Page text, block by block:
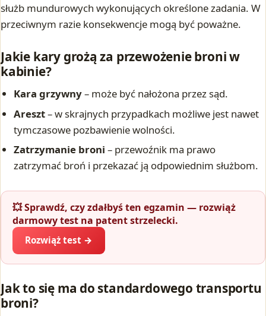
służb mundurowych wykonujących określone zadania. W
przeciwnym razie konsekwencje mogą być poważne.
Jakie kary grożą za przewożenie broni w
kabinie?
Kara grzywny– może być nałożona przez sąd.
Areszt– w skrajnych przypadkach możliwe jest nawet
tymczasowe pozbawienie wolności.
Zatrzymanie broni – przewoźnik ma prawo
zatrzymać broń i przekazać ją odpowiednim służbom.
💥 Sprawdź, czy zdałbyś ten egzamin — rozwiąż
darmowy test na patent strzelecki.
Rozwiąż test →
Jak to się ma do standardowego transportu
broni?